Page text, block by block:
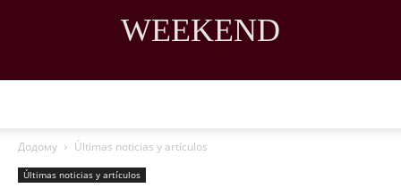
WEEKEND
Додому Últimas noticias y artículos
Últimas noticias y artículos